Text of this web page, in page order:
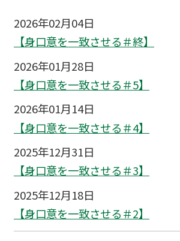
2026年02月04日
【身口意を一致させる＃終】
2026年01月28日
【身口意を一致させる＃5】
2026年01月14日
【身口意を一致させる＃4】
2025年12月31日
【身口意を一致させる＃3】
2025年12月18日
【身口意を一致させる＃2】